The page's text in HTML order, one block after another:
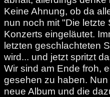
Keine Ahnung, ob da
nun noch mit "Die
Konzerts eingeläutet.
letzten geschlachteten
wird... und jetzt spritzt
Wir sind am Ende froh,
gesehen zu haben.
neue Album und die